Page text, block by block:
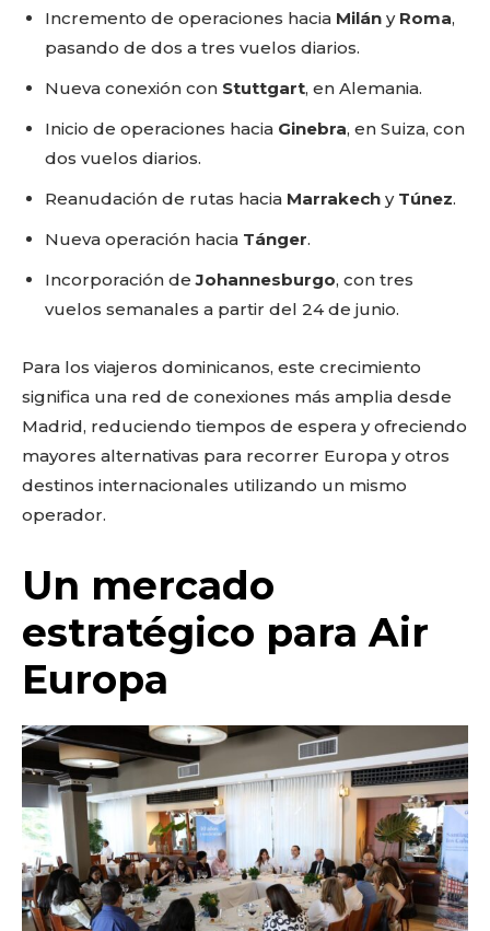
Incremento de operaciones hacia Milán y Roma,
pasando de dos a tres vuelos diarios.
Nueva conexión con Stuttgart, en Alemania.
Inicio de operaciones hacia Ginebra, en Suiza, con
dos vuelos diarios.
Reanudación de rutas hacia Marrakech y Túnez.
Nueva operación hacia Tánger.
Incorporación deJohannesburgo, con tres
vuelos semanales a partir del 24 de junio.
Para los viajeros dominicanos, este crecimiento
significa una red de conexiones más amplia desde
Madrid, reduciendo tiempos de espera y ofreciendo
mayores alternativas para recorrer Europa y otros
destinos internacionales utilizando un mismo
operador.
Un mercado
estratégico para Air
Europa